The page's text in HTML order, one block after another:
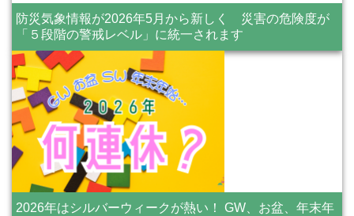
防災気象情報が2026年5月から新しく 災害の危険度が
「５段階の警戒レベル」に統一されます
2026年はシルバーウィークが熱い！ GW、お盆、年末年